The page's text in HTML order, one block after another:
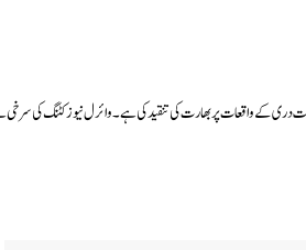
کے واقعات پر بھارت کی تنقید کی ہے۔ وائرل نیوز کٹنگ کی سرخی